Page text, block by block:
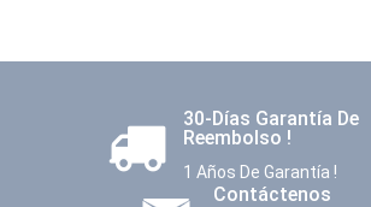
30-Días Garantía De
Reembolso !
1 Años De Garantía !
Contáctenos